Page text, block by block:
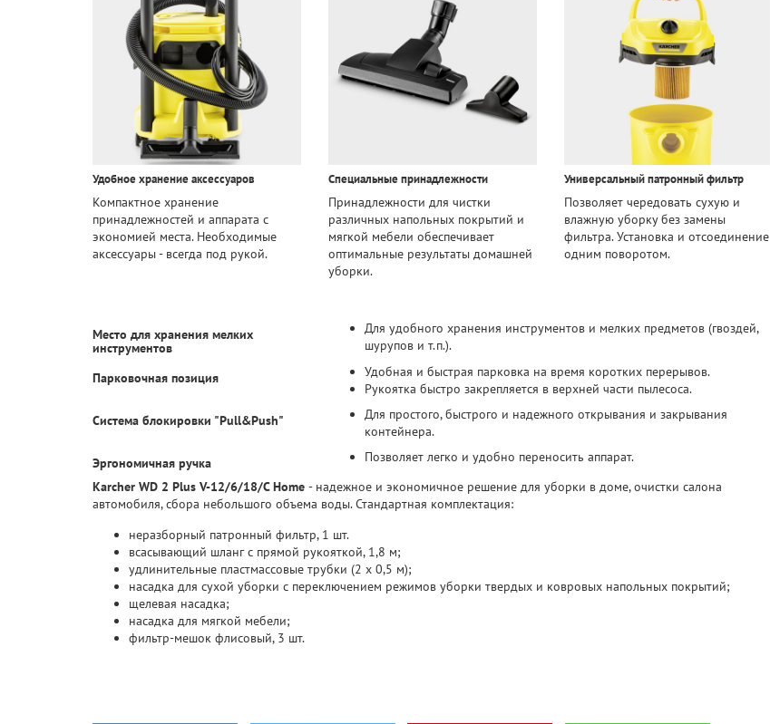
Удобное хранение аксессуаров
Компактное хранение
принадлежностей и аппарата с
экономией места. Необходимые
аксессуары - всегда под рукой.
Специальные принадлежности
Принадлежности для чистки
различных напольных покрытий и
мягкой мебели обеспечивает
оптимальные результаты домашней
уборки.
Универсальный патронный фильтр
Позволяет чередовать сухую и
влажную уборку без замены
фильтра. Установка и отсоединение
одним поворотом.
Место для хранения мелких
инструментов
Для удобного хранения инструментов и мелких предметов (гвоздей,
шурупов и т.п.).
Парковочная позиция
Удобная и быстрая парковка на время коротких перерывов.
Рукоятка быстро закрепляется в верхней части пылесоса.
Система блокировки "Pull&Push"
Для простого, быстрого и надежного открывания и закрывания
контейнера.
Эргономичная ручка
Позволяет легко и удобно переносить аппарат.
Karcher WD 2 Plus V-12/6/18/C Home - надежное и экономичное решение для уборки в доме, очистки салона
автомобиля, сбора небольшого объема воды. Стандартная комплектация:
неразборный патронный фильтр, 1 шт.
всасывающий шланг с прямой рукояткой, 1,8 м;
удлинительные пластмассовые трубки (2 х 0,5 м);
насадка для сухой уборки с переключением режимов уборки твердых и ковровых напольных покрытий;
щелевая насадка;
насадка для мягкой мебели;
фильтр-мешок флисовый, 3 шт.